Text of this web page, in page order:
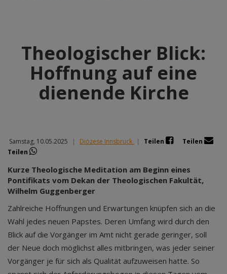
Theologischer Blick:
Hoffnung auf eine
dienende Kirche
Samstag, 10.05.2025 | Diözese Innsbruck | Teilen
Teilen
Teilen
Kurze Theologische Meditation am Beginn eines
Pontifikats vom Dekan der Theologischen Fakultät,
Wilhelm Guggenberger
Zahlreiche Hoffnungen und Erwartungen knüpfen sich an die
Wahl jedes neuen Papstes. Deren Umfang wird durch den
Blick auf die Vorgänger im Amt nicht gerade geringer, soll
der Neue doch möglichst alles mitbringen, was jeder seiner
Vorgänger je für sich als Qualität aufzuweisen hatte. So